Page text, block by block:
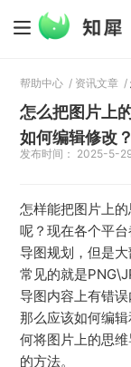
帮助中心 / 资讯文章 /
怎么把图片上
如何编辑修改？
发布时间： 2025-5-
怎样能把图片上
呢？现在各个平
导图规划，但是
常见的就是
导图内容上有错
那么应该如何编
何将图片上的思
的方法。